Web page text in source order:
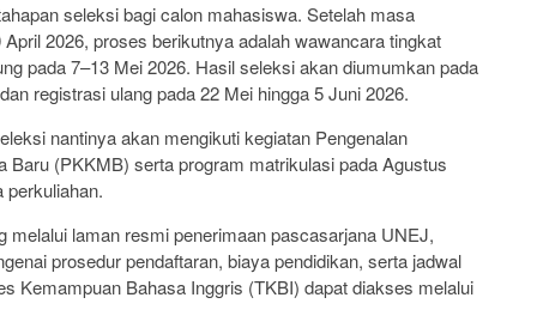
seleksi bagi calon mahasiswa. Setelah masa
2026, proses berikutnya adalah wawancara tingkat
pada 7–13 Mei 2026. Hasil seleksi akan diumumkan pada
registrasi ulang pada 22 Mei hingga 5 Juni 2026.
nantinya akan mengikuti kegiatan Pengenalan
Baru (PKKMB) serta program matrikulasi pada Agustus
perkuliahan.
melalui laman resmi penerimaan pascasarjana UNEJ,
prosedur pendaftaran, biaya pendidikan, serta jadwal
Kemampuan Bahasa Inggris (TKBI) dapat diakses melalui